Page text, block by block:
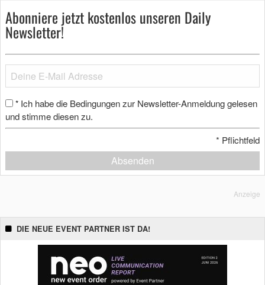
Abonniere jetzt kostenlos unseren Daily
Newsletter!
* Ich habe die Bedingungen zur Newsletter-Anmeldung gelesen
und stimme diesen zu.
* Pflichtfeld
Absenden
Anzeige
DIE NEUE EVENT PARTNER IST DA!